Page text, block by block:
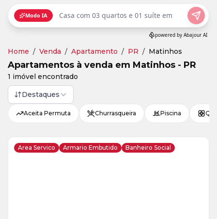
Home / Venda / Apartamento / PR / Matinhos
Apartamentos à venda em Matinhos - PR
1 imóvel encontrado
Destaques
Aceita Permuta Churrasqueira Piscina
Area Servico Armario Embutido Banheiro Social